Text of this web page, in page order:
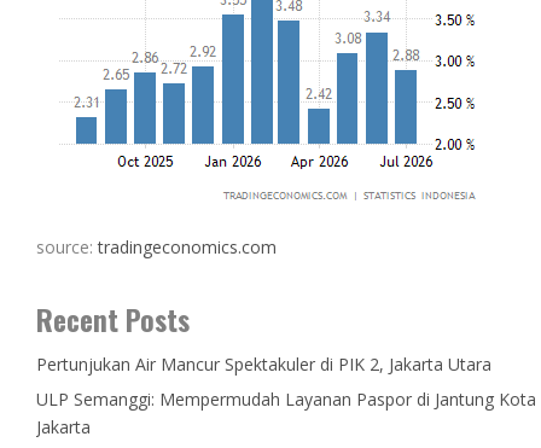
source:tradingeconomics.com
Recent Posts
Pertunjukan Air Mancur Spektakuler di PIK 2, Jakarta Utara
ULP Semanggi: Mempermudah Layanan Paspor di Jantung Kota
Jakarta